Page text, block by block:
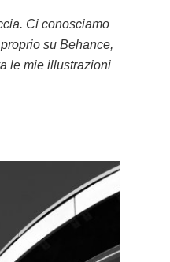
Ci conosciamo
su Behance,
le mie illustrazioni